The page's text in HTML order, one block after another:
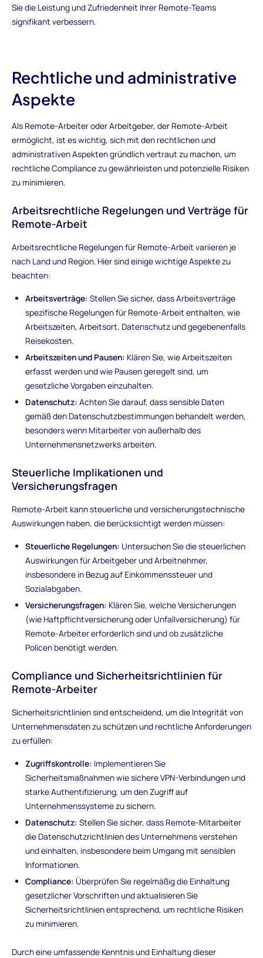
Sie die Leistung und Zufriedenheit Ihrer Remote-Teams
signifikant verbessern.
Rechtliche und administrative
Aspekte
Als Remote-Arbeiter oder Arbeitgeber, der Remote-Arbeit
ermöglicht, ist es wichtig, sich mit den rechtlichen und
administrativen Aspekten gründlich vertraut zu machen, um
rechtliche Compliance zu gewährleisten und potenzielle Risiken
zu minimieren.
Arbeitsrechtliche Regelungen und Verträge für
Remote-Arbeit
Arbeitsrechtliche Regelungen für Remote-Arbeit variieren je
nach Land und Region. Hier sind einige wichtige Aspekte zu
beachten:
Arbeitsverträge: Stellen Sie sicher, dass Arbeitsverträge
spezifische Regelungen für Remote-Arbeit enthalten, wie
Arbeitszeiten, Arbeitsort, Datenschutz und gegebenenfalls
Reisekosten.
Arbeitszeiten und Pausen: Klären Sie, wie Arbeitszeiten
erfasst werden und wie Pausen geregelt sind, um
gesetzliche Vorgaben einzuhalten.
Datenschutz: Achten Sie darauf, dass sensible Daten
gemäß den Datenschutzbestimmungen behandelt werden,
besonders wenn Mitarbeiter von außerhalb des
Unternehmensnetzwerks arbeiten.
Steuerliche Implikationen und
Versicherungsfragen
Remote-Arbeit kann steuerliche und versicherungstechnische
Auswirkungen haben, die berücksichtigt werden müssen:
Steuerliche Regelungen: Untersuchen Sie die steuerlichen
Auswirkungen für Arbeitgeber und Arbeitnehmer,
insbesondere in Bezug auf Einkommenssteuer und
Sozialabgaben.
Versicherungsfragen: Klären Sie, welche Versicherungen
(wie Haftpflichtversicherung oder Unfallversicherung) für
Remote-Arbeiter erforderlich sind und ob zusätzliche
Policen benötigt werden.
Compliance und Sicherheitsrichtlinien für
Remote-Arbeiter
Sicherheitsrichtlinien sind entscheidend, um die Integrität von
Unternehmensdaten zu schützen und rechtliche Anforderungen
zu erfüllen:
Zugriffskontrolle: Implementieren Sie
Sicherheitsmaßnahmen wie sichere VPN-Verbindungen und
starke Authentifizierung, um den Zugriff auf
Unternehmenssysteme zu sichern.
Datenschutz: Stellen Sie sicher, dass Remote-Mitarbeiter
die Datenschutzrichtlinien des Unternehmens verstehen
und einhalten, insbesondere beim Umgang mit sensiblen
Informationen.
Compliance: Überprüfen Sie regelmäßig die Einhaltung
gesetzlicher Vorschriften und aktualisieren Sie
Sicherheitsrichtlinien entsprechend, um rechtliche Risiken
zu minimieren.
Durch eine umfassende Kenntnis und Einhaltung dieser